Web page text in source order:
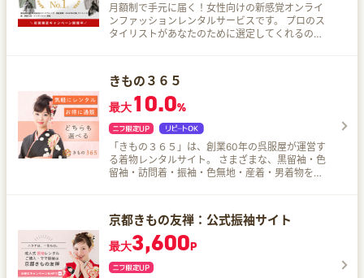
月額制で手元に届く！女性向けの新感覚オンライ
ンファッションレンタルサービスです。 プロのス
タイリストがあなたのために選定してくれるので
♪
きもの３６５
最大10.0%
「きもの３６５」は、創業60年の呉服屋が運営す
る着物レンタルサイト。 さまざまな、黒留袖・色
留袖・訪問着・振袖・色無地・産着・男着物を取
京都きもの友禅：公式振袖サイト
最大3,600P